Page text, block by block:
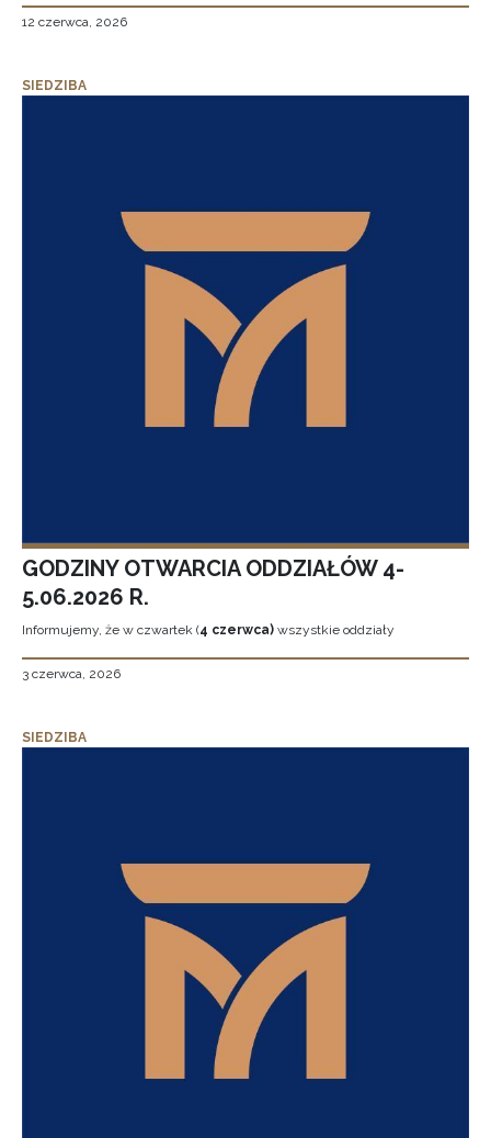
12 czerwca, 2026
SIEDZIBA
GODZINY OTWARCIA ODDZIAŁÓW 4-
5.06.2026 R.
Informujemy, że w czwartek (4 czerwca) wszystkie oddziały
3 czerwca, 2026
SIEDZIBA